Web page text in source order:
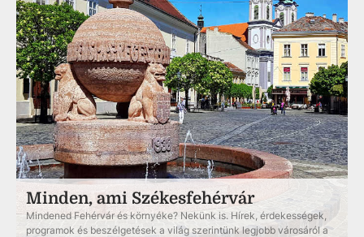
Minden, ami Székesfehérvár
Mindened Fehérvár és környéke? Nekünk is. Hírek, érdekességek,
programok és beszélgetések a világ szerintünk legjobb városáról a